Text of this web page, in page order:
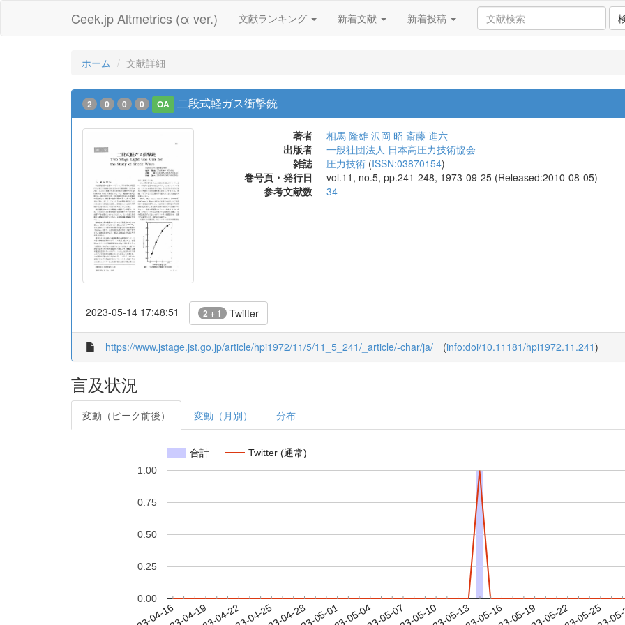
Ceek.jp Altmetrics (α ver.) 文献ランキング 新着文献 新着投稿
ホーム 文献詳細
2 0 0 0 OA 二段式軽ガス衝撃銃
著者 相馬 隆雄 沢岡 昭 斎藤 進六
出版者
一般社団法人 日本高圧力技術協会
雑誌
圧力技術 (ISSN:03870154)
巻号頁・発行日
vol.11, no.5, pp.241-248, 1973-09-25 (Released:2010-08-05)
参考文献数
34
2023-05-14 17:48:51 2 + 1 Twitter
https://www.jstage.jst.go.jp/article/hpi1972/11/5/11_5_241/_article/-char/ja/ (info:doi/10.11181/hpi1972.11.241)
言及状況
変動（ピーク前後） 変動（月別） 分布
合計 Twitter (通常)
0.00
0.25
0.50
0.75
1.00